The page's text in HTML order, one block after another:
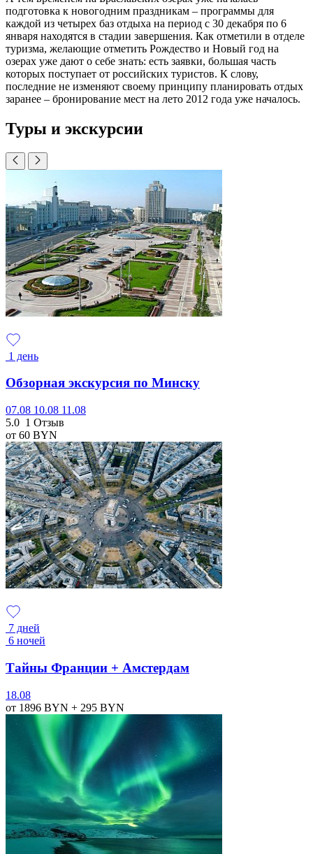
подготовка к новогодним праздникам – программы для
каждой из четырех баз отдыха на период с 30 декабря по 6
января находятся в стадии завершения. Как отметили в отделе
туризма, желающие отметить Рождество и Новый год на
озерах уже дают о себе знать: есть заявки, большая часть
которых поступает от российских туристов. К слову,
последние не изменяют своему принципу планировать отдых
заранее – бронирование мест на лето 2012 года уже началось.
Туры и экскурсии
1 день
Обзорная экскурсия по Минску
07.08 10.08 11.08
5.0 1 Отзыв
от 60 BYN
7 дней
6 ночей
Тайны Франции + Амстердам
18.08
от 1896 BYN + 295 BYN